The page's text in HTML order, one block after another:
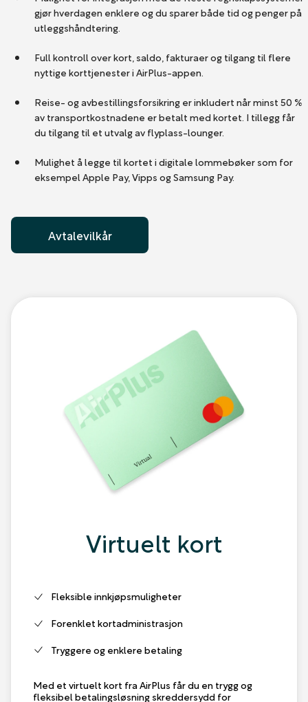
gjør hverdagen enklere og du sparer både tid og penger på
utleggshåndtering.
Full kontroll over kort, saldo, fakturaer og tilgang til flere
nyttige korttjenester i AirPlus-appen.
Reise- og avbestillingsforsikring er inkludert når minst 50 %
av transportkostnadene er betalt med kortet. I tillegg får
du tilgang til et utvalg av flyplass-lounger.
Mulighet å legge til kortet i digitale lommebøker som for
eksempel Apple Pay, Vipps og Samsung Pay.
Avtalevilkår
Virtuelt kort
Med et virtuelt kort fra AirPlus får du en trygg og
fleksibel betalingsløsning skreddersydd for
Fleksible innkjøpsmuligheter
Forenklet kortadministrasjon
Tryggere og enklere betaling